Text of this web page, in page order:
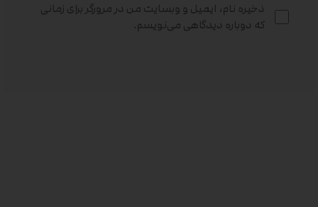
ذخیره نام، ایمیل و وبسایت من در مرورگر برای زمانی
که دوباره دیدگاهی می‌نویسم.